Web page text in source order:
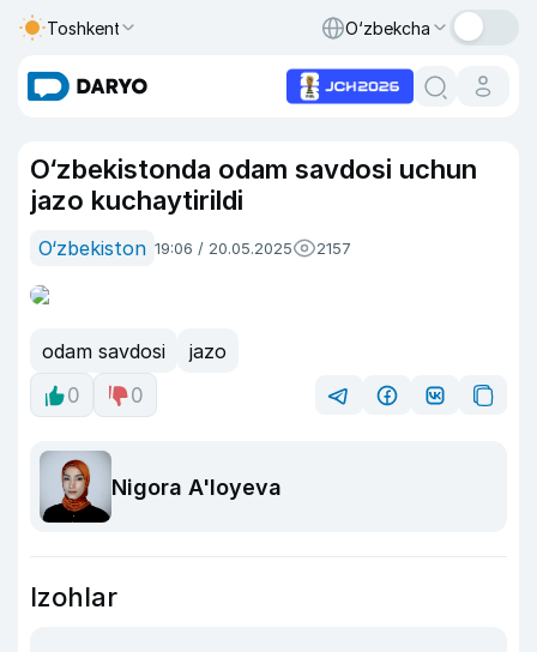
Toshkent O‘zbekcha
O‘zbekistonda odam savdosi uchun
jazo kuchaytirildi
O‘zbekiston 19:06 / 20.05.2025 2157
odam savdosi
jazo
0
0
Nigora A'loyeva
Izohlar